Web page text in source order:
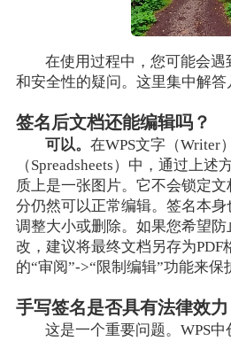
在使用过程中，您可能会
和安全性的疑问。这里集中解答
签名后文档还能编辑吗？
可以。在WPS文字（Writer
（Spreadsheets）中，通过上
质上是一张图片。它不会锁定
分仍然可以正常编辑。签名本身
调整大小或删除。如果您希望
改，建议将最终文档另存为PDF
的“审阅”->“限制编辑”功能来保
手写签名是否具有法律效力
这是一个重要问题。WPS